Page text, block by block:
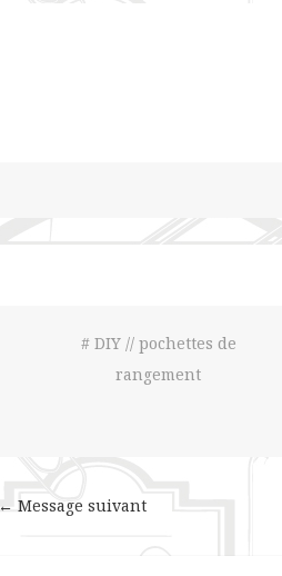
# DIY // pochettes de
rangement
← Message suivant